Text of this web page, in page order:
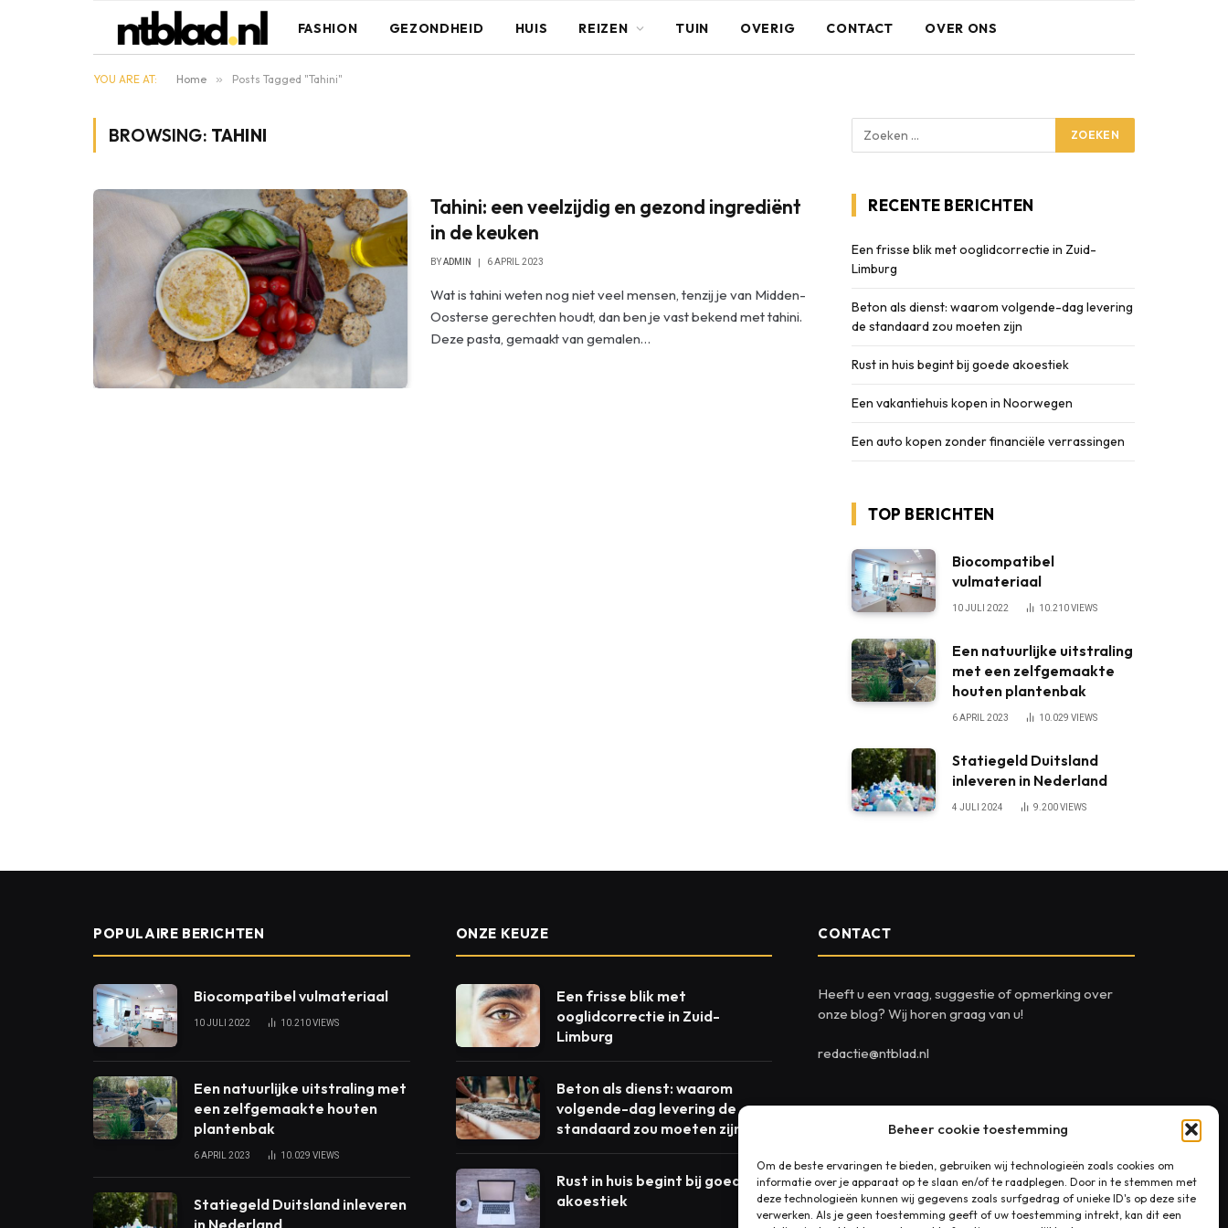
Beheer cookie toestemming
Om de beste ervaringen te bieden, gebruiken wij technologieën zoals cookies om
informatie over je apparaat op te slaan en/of te raadplegen. Door in te stemmen met
deze technologieën kunnen wij gegevens zoals surfgedrag of unieke ID's op deze site
verwerken. Als je geen toestemming geeft of uw toestemming intrekt, kan dit een
FASHION GEZONDHEID HUIS REIZEN TUIN OVERIG CONTACT OVER ONS
YOU ARE AT: Home » Posts Tagged "Tahini"
BROWSING: TAHINI
Tahini: een veelzijdig en gezond ingrediënt
in de keuken
BYADMIN 6 APRIL 2023
Wat is tahini weten nog niet veel mensen, tenzij je van Midden-
Oosterse gerechten houdt, dan ben je vast bekend met tahini.
Deze pasta, gemaakt van gemalen…
RECENTE BERICHTEN
Een frisse blik met ooglidcorrectie in Zuid-
Limburg
Beton als dienst: waarom volgende-dag levering
de standaard zou moeten zijn
Rust in huis begint bij goede akoestiek
Een vakantiehuis kopen in Noorwegen
Een auto kopen zonder financiële verrassingen
TOP BERICHTEN
Biocompatibel
vulmateriaal
10 JULI 2022 10.210VIEWS
Een natuurlijke uitstraling
met een zelfgemaakte
houten plantenbak
6 APRIL 2023 10.029 VIEWS
Statiegeld Duitsland
inleveren in Nederland
4 JULI 2024 9.200VIEWS
POPULAIRE BERICHTEN
Biocompatibel vulmateriaal
10 JULI 2022 10.210VIEWS
Een natuurlijke uitstraling met
een zelfgemaakte houten
plantenbak
6 APRIL 2023 10.029 VIEWS
Statiegeld Duitsland inleveren
in Nederland
ONZE KEUZE
Een frisse blik met
ooglidcorrectie in Zuid-
Limburg
Beton als dienst: waarom
volgende-dag levering de
standaard zou moeten zijn
Rust in huis begint bij goede
akoestiek
CONTACT
Heeft u een vraag, suggestie of opmerking over
onze blog? Wij horen graag van u!
redactie@ntblad.nl